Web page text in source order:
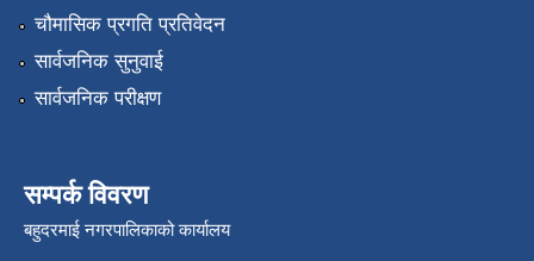
चौमासिक प्रगति प्रतिवेदन
सार्वजनिक सुनुवाई
सार्वजनिक परीक्षण
सम्पर्क विवरण
बहुदरमाई नगरपालिकाको कार्यालय